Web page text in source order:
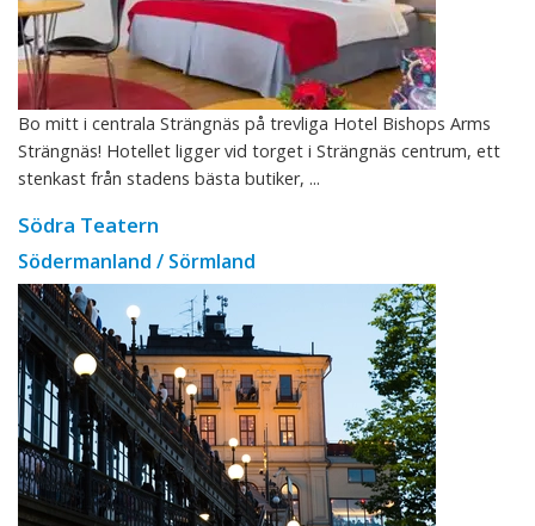
Bo mitt i centrala Strängnäs på trevliga Hotel Bishops Arms
Strängnäs! Hotellet ligger vid torget i Strängnäs centrum, ett
stenkast från stadens bästa butiker, ...
Södra Teatern
Södermanland / Sörmland